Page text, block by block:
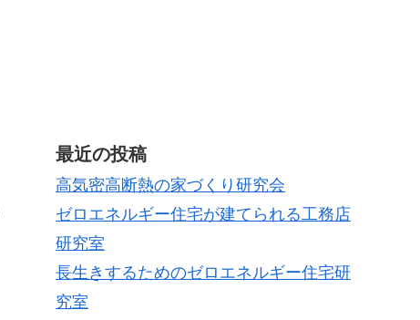
最近の投稿
高気密高断熱の家づくり研究会
ゼロエネルギー住宅が建てられる工務店
研究室
長生きするためのゼロエネルギー住宅研
究室